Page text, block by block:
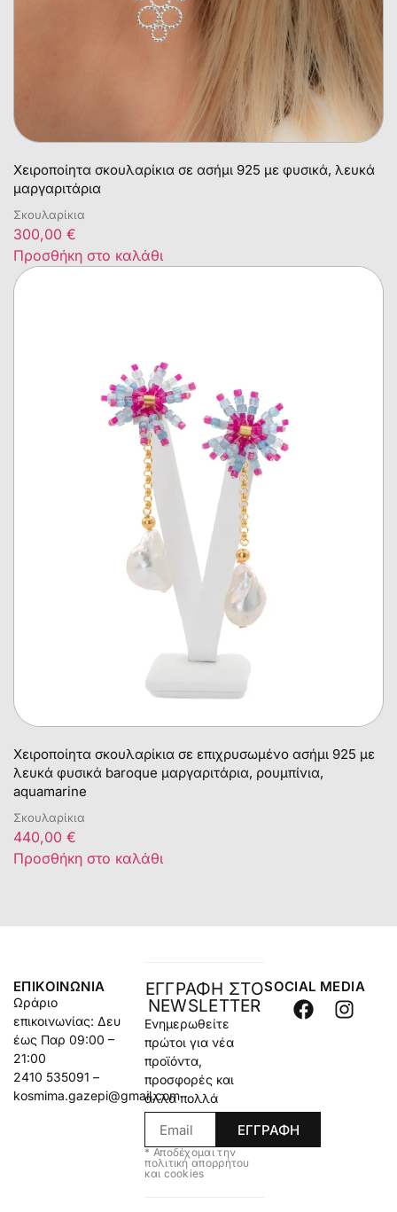
Χειροποίητα σκουλαρίκια σε ασήμι 925 με φυσικά, λευκά
μαργαριτάρια
Σκουλαρίκια
300,00 €
Προσθήκη στο καλάθι
Χειροποίητα σκουλαρίκια σε επιχρυσωμένο ασήμι 925 με
λευκά φυσικά baroque μαργαριτάρια, ρουμπίνια,
aquamarine
Σκουλαρίκια
440,00 €
Προσθήκη στο καλάθι
ΕΠΙΚΟΙΝΩΝΊΑ
Ωράριο
επικοινωνίας: Δευ
έως Παρ 09:00 –
21:00
2410 535091 –
kosmima.gazepi@gmail.com
ΕΓΓΡΑΦΗ ΣΤΟ
NEWSLETTER
Ενημερωθείτε
πρώτοι για νέα
προϊόντα,
προσφορές και
άλλα πολλά
ΕΓΓΡΑΦΗ
* Αποδέχομαι την
πολιτική απορρήτου
και cookies
SOCIAL MEDIA